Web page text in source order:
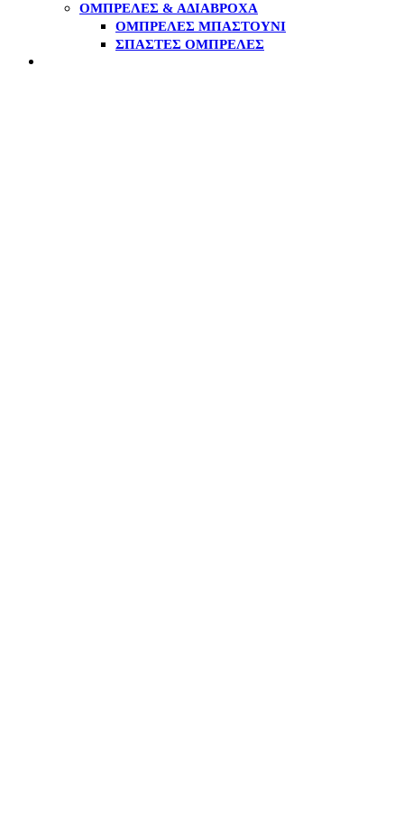
ΟΜΠΡΈΛΕΣ & ΑΔΙΆΒΡΟΧΑ
ΟΜΠΡΈΛΕΣ ΜΠΑΣΤΟΎΝΙ
ΣΠΑΣΤΈΣ ΟΜΠΡΈΛΕΣ